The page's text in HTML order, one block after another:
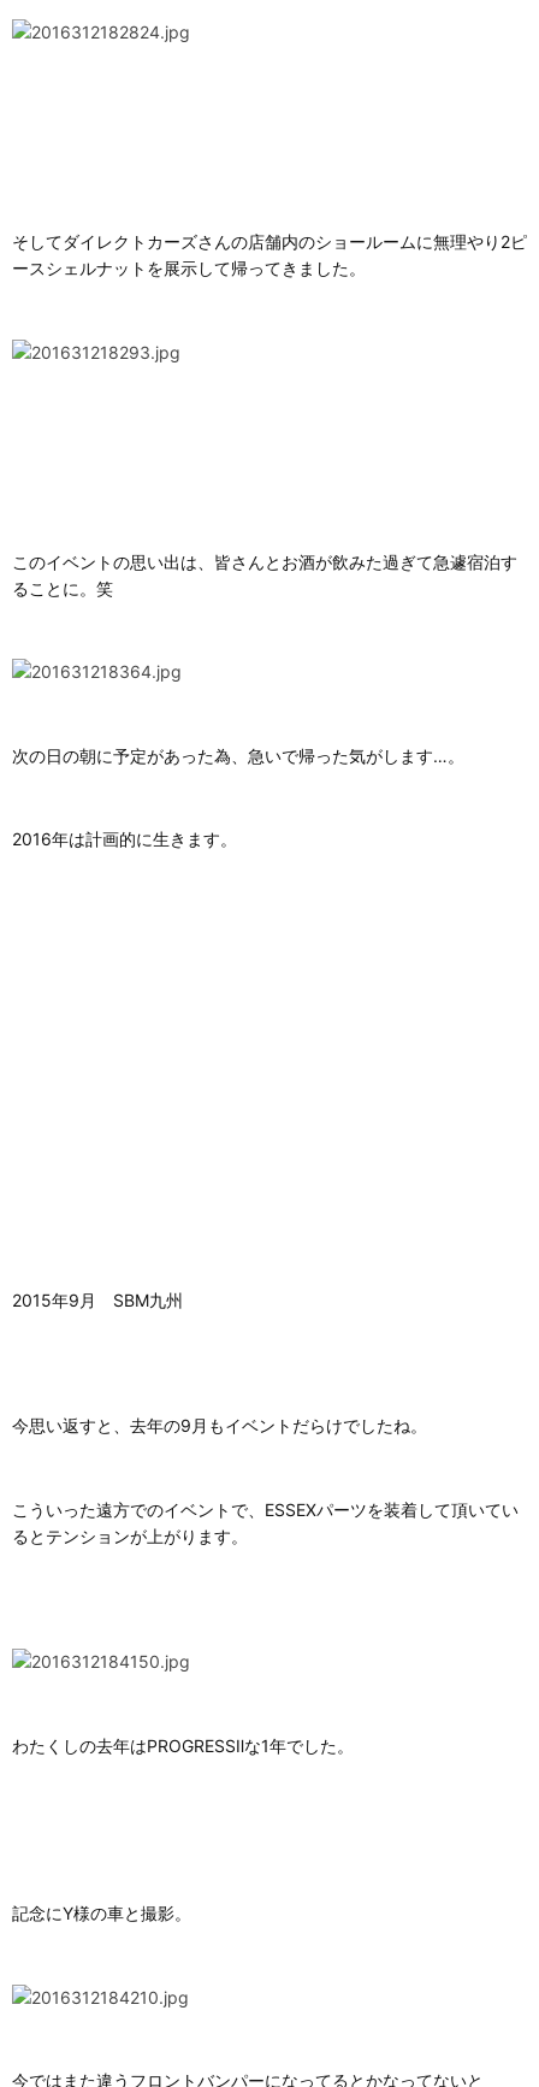
そしてダイレクトカーズさんの店舗内のショールームに無理やり2ピ
ースシェルナットを展示して帰ってきました。
このイベントの思い出は、皆さんとお酒が飲みた過ぎて急遽宿泊す
ることに。笑
次の日の朝に予定があった為、急いで帰った気がします…。
2016年は計画的に生きます。
2015年9月 SBM九州
今思い返すと、去年の9月もイベントだらけでしたね。
こういった遠方でのイベントで、ESSEXパーツを装着して頂いてい
るとテンションが上がります。
わたくしの去年はPROGRESSⅡな1年でした。
記念にY様の車と撮影。
今ではまた違うフロントバンパーになってるとかなってないと